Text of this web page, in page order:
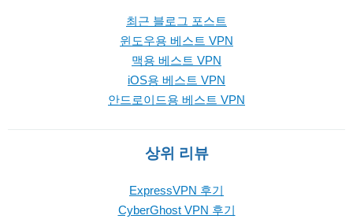
최근 블로그 포스트
윈도우용 베스트 VPN
맥용 베스트 VPN
iOS용 베스트 VPN
안드로이드용 베스트 VPN
상위 리뷰
ExpressVPN 후기
CyberGhost VPN 후기